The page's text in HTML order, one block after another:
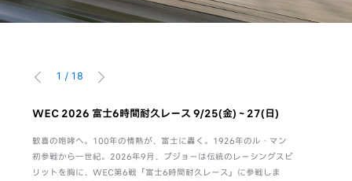
1 / 18
WEC 2026 富士6時間耐久レース 9/25(金)～27(日)
歓喜の咆哮へ。100年の情熱が、富士に轟く。1926年のル・マン
初参戦から一世紀。2026年9月、プジョーは伝統のレーシングスピ
リットを胸に、WEC第6戦「富士6時間耐久レース」に参戦しま